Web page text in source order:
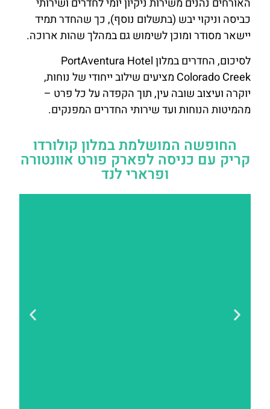
האורחים נהנים משירות ניקיון יומי לחדרים ושירותי
כביסה וניקוי יבש (בתשלום נוסף), כך שהחדר תמיד
יישאר מסודר ומוכן לשימוש גם במהלך שהות ארוכה.
לסיכום, החדרים במלון PortAventura Hotel
Colorado Creek מציעים שילוב ייחודי של נוחות,
יוקרה ועיצוב שובה עין, תוך הקפדה על כל פרט –
מהמיטות הנוחות ועד שירותי החדרים המפנקים.
החופשה המושלמת במלון קולורדו
קריק עם כניסה לפארק פורט אוונטורה
ופרארי לנד